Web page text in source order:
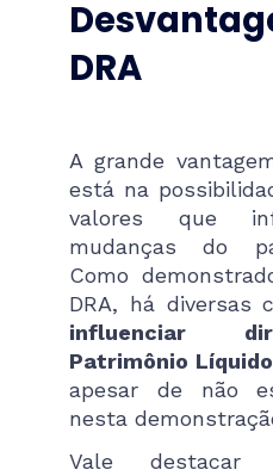
DRA
A grande
está na
valores que
mudanças do
Como
DRA, há diversas
influenciar
Patrimônio Líquido
apesar de não
nesta
Vale